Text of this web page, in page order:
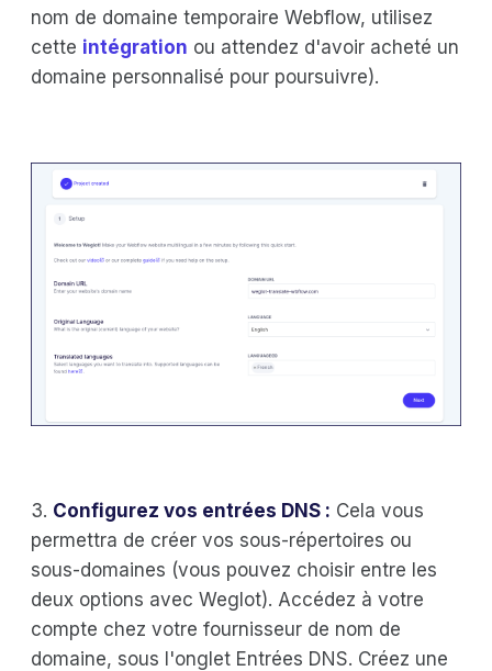
nom de domaine temporaire Webflow, utilisez
cette intégration ou attendez d'avoir acheté un
domaine personnalisé pour poursuivre).
3. Configurez vos entrées DNS : Cela vous
permettra de créer vos sous-répertoires ou
sous-domaines (vous pouvez choisir entre les
deux options avec Weglot). Accédez à votre
compte chez votre fournisseur de nom de
domaine, sous l'onglet Entrées DNS. Créez une